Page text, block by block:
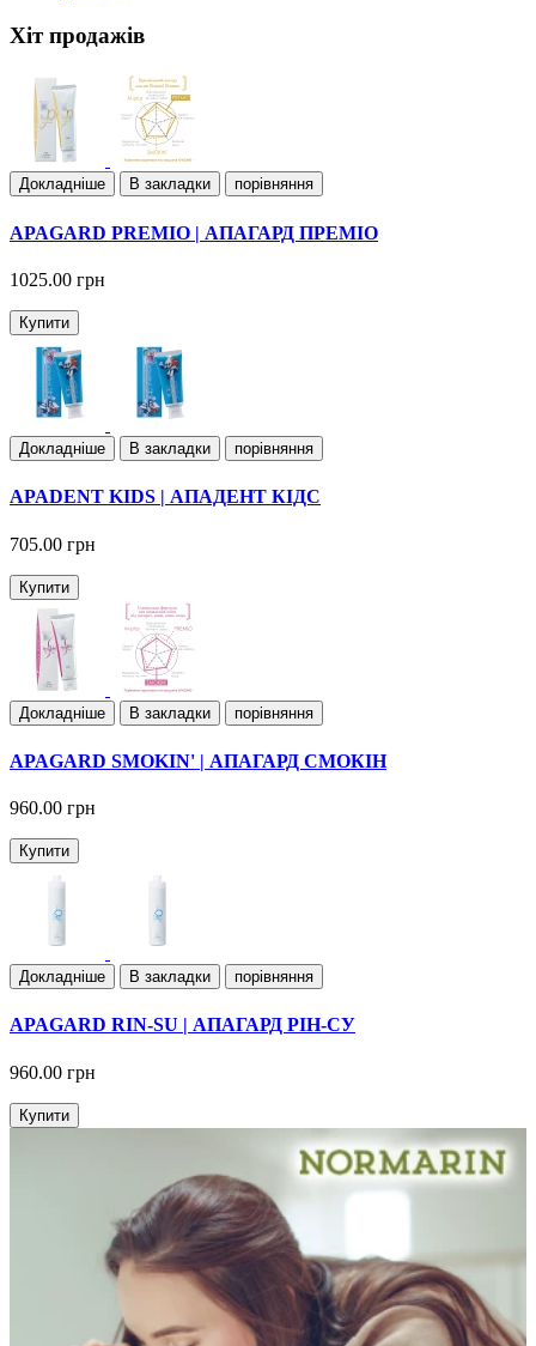
Хіт продажів
Докладнiше В закладки порівняння
APAGARD PREMIO | АПАГАРД ПРЕМІО
1025.00 грн
Купити
Докладнiше В закладки порівняння
APADENT KIDS | АПАДЕНТ КІДС
705.00 грн
Купити
Докладнiше В закладки порівняння
APAGARD SMOKIN' | АПАГАРД СМОКІН
960.00 грн
Купити
Докладнiше В закладки порівняння
APAGARD RIN-SU | АПАГАРД РІН-СУ
960.00 грн
Купити